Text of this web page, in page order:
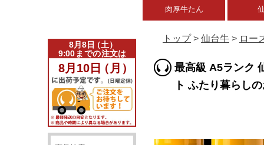
肉厚牛たん
トップ > 仙台牛 > ロー
最高級 A5ランク
ト ふたり暮らし